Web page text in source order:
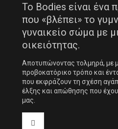
Το Bodies είναι ένα
που «βλέπει» το
γυναικείο σώμα με
οικειότητας.
Αποτυπώνοντας τολμηρά, με
προβοκατόρικο τρόπο και
που εκφράζουν τη σχέση
έλξης και απώθησης που
μας.